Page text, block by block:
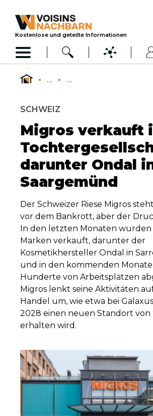
Kostenlose und geteilte Informationen
... ...
SCHWEIZ
Migros verkauft
darunter Ondal
Saargemünd
Der Schweizer Riese Migros
vor dem Bankrott, aber der
In den letzten Monaten
Marken verkauft, darunter der
Kosmetikhersteller Ondal in
und in den kommenden
Hunderte von Arbeitsplätzen
Migros lenkt seine Aktivitäten
Handel um, wie etwa bei
2028 einen neuen Standort von
erhalten wird.